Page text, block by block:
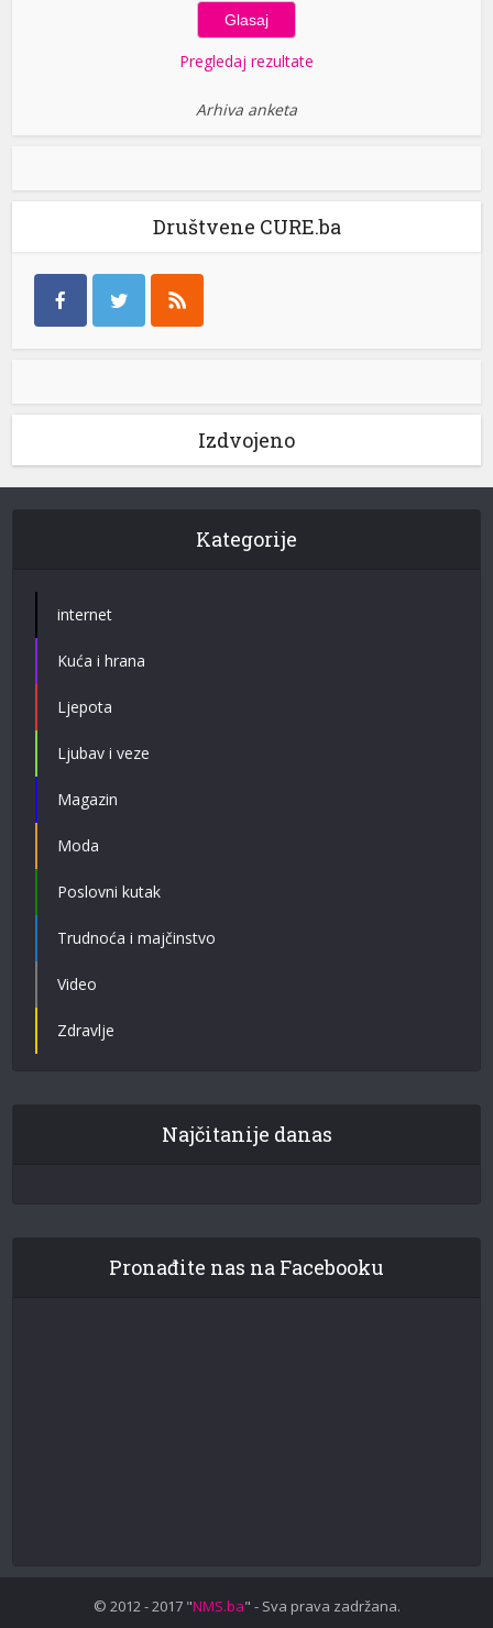
Pregledaj rezultate
Arhiva anketa
Društvene CURE.ba
Izdvojeno
Kategorije
internet
Kuća i hrana
Ljepota
Ljubav i veze
Magazin
Moda
Poslovni kutak
Trudnoća i majčinstvo
Video
Zdravlje
Najčitanije danas
Pronađite nas na Facebooku
© 2012 - 2017 "NMS.ba" - Sva prava zadržana.